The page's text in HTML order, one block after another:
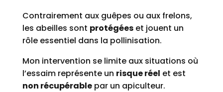
Contrairement aux guêpes ou aux frelons,
les abeilles sont protégéeset jouent un
rôle essentiel dans la pollinisation.
Mon intervention se limite aux situations où
l’essaim représente un risque réel et est
non récupérablepar un apiculteur.